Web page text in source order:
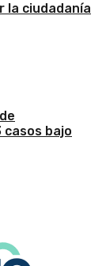
la ciudadanía
casos bajo